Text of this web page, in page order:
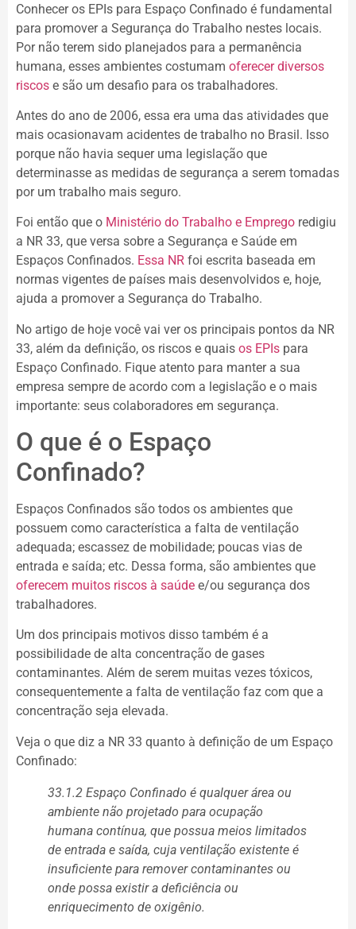
Conhecer os EPIs para Espaço Confinado é fundamental
para promover a Segurança do Trabalho nestes locais.
Por não terem sido planejados para a permanência
humana, esses ambientes costumam oferecer diversos
riscos e são um desafio para os trabalhadores.
Antes do ano de 2006, essa era uma das atividades que
mais ocasionavam acidentes de trabalho no Brasil. Isso
porque não havia sequer uma legislação que
determinasse as medidas de segurança a serem tomadas
por um trabalho mais seguro.
Foi então que o Ministério do Trabalho e Emprego redigiu
a NR 33, que versa sobre a Segurança e Saúde em
Espaços Confinados. Essa NR foi escrita baseada em
normas vigentes de países mais desenvolvidos e, hoje,
ajuda a promover a Segurança do Trabalho.
No artigo de hoje você vai ver os principais pontos da NR
33, além da definição, os riscos e quais os EPIs para
Espaço Confinado. Fique atento para manter a sua
empresa sempre de acordo com a legislação e o mais
importante: seus colaboradores em segurança.
O que é o Espaço
Confinado?
Espaços Confinados são todos os ambientes que
possuem como característica a falta de ventilação
adequada; escassez de mobilidade; poucas vias de
entrada e saída; etc. Dessa forma, são ambientes que
oferecem muitos riscos à saúde e/ou segurança dos
trabalhadores.
Um dos principais motivos disso também é a
possibilidade de alta concentração de gases
contaminantes. Além de serem muitas vezes tóxicos,
consequentemente a falta de ventilação faz com que a
concentração seja elevada.
Veja o que diz a NR 33 quanto à definição de um Espaço
Confinado:
33.1.2 Espaço Confinado é qualquer área ou
ambiente não projetado para ocupação
humana contínua, que possua meios limitados
de entrada e saída, cuja ventilação existente é
insuficiente para remover contaminantes ou
onde possa existir a deficiência ou
enriquecimento de oxigênio.